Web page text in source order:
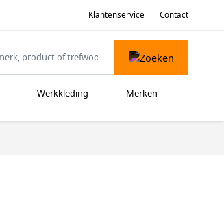
Klantenservice Contact
Werkkleding Merken